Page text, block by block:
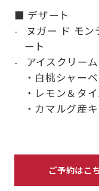
■ デザート
ヌガー ド モ
ート
アイスクリー
・白桃シャー
・レモン＆タ
・カマルグ産
ご予約はこ